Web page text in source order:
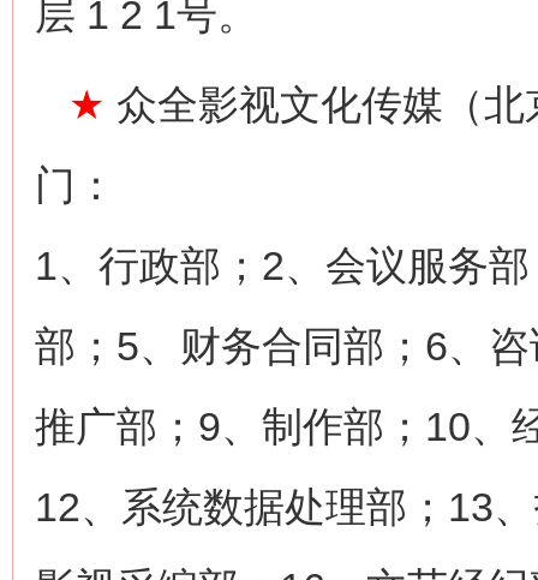
层 1 2 1号。
★ 众全影视文化传媒（
门：
1、行政部；2、会议服务
部；5、财务合同部；6、
推广部；9、制作部；10、
12、系统数据处理部；13